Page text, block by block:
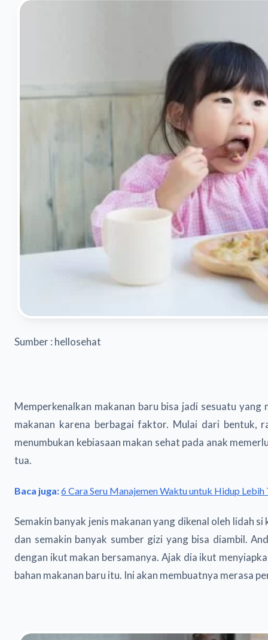
Sumber : hellosehat
Memperkenalkan makanan baru bisa jadi sesuatu
makanan karena berbagai faktor. Mulai dari bentuk,
menumbukan kebiasaan makan sehat pada anak
tua.
Baca juga:6 Cara Seru Manajemen Waktu untuk Hidup Lebih
Semakin banyak jenis makanan yang dikenal oleh lidah
dan semakin banyak sumber gizi yang bisa diambil.
dengan ikut makan bersamanya. Ajak dia ikut
bahan makanan baru itu. Ini akan membuatnya merasa